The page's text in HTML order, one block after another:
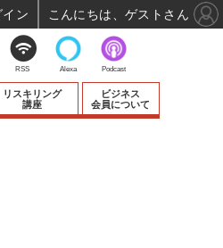
リスキリング
講座
ビジネス
会員について
RSS Alexa Podcast
イン こんにちは、ゲストさん